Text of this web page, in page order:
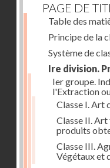
PAGE DE
Table des
Principe de la
Système de
Ire division.
Ier groupe.
l'Extraction
Classe I. Art
Classe II. Art
produits
Classe III.
Végétaux et